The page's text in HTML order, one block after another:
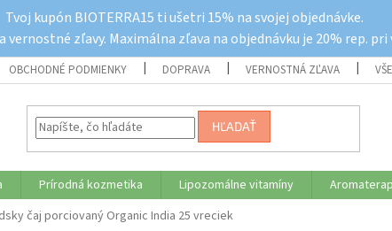
Tvoj kupón BIOTERRA15 ti ušetri 15% na svojej objednávke.
vernostné zľavy. Maximálna zľava na objednávku je 20% rep. pri
OBCHODNÉ PODMIENKY DOPRAVA VERNOSTNÁ ZĽAVA
HĽADAŤ
Prírodná kozmetika Lipozomálne vitamíny
čaj porciovaný Organic India 25 vreciek